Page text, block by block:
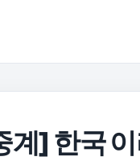
] 한국